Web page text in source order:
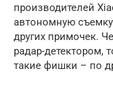
производителей
автономную
других примочек.
радар-детектором,
такие фишки – по